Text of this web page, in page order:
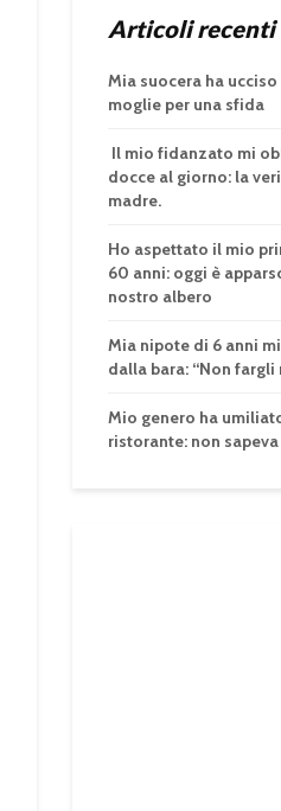
Articoli recenti
Mia suocera ha
moglie per una sfida
Il mio fidanzato mi
docce al giorno: la
madre.
Ho aspettato il mio
60 anni: oggi è
nostro albero
Mia nipote di 6 anni
dalla bara: “Non
Mio genero ha
ristorante: non